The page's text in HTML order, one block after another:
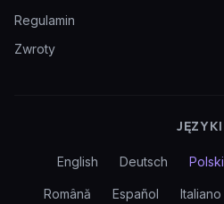
Regulamin
Zwroty
JĘZYKI
English Deutsch Polski
Română Español Italiano